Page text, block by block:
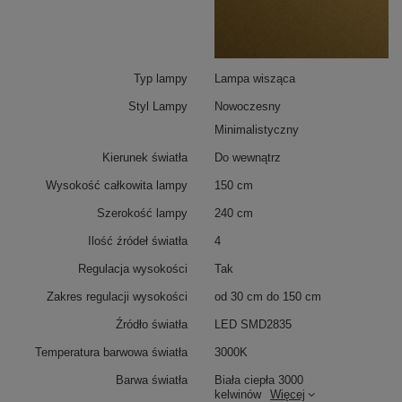
pozwala korzystać z pełnej funkcjonalności lampy zaraz
Typ lampy Lampa wisząca
Styl Lampy
Nowoczesny
Minimalistyczny
Kierunek światła Do wewnątrz
Wysokość całkowita lampy 150 cm
Szerokość lampy 240 cm
Ilość źródeł światła 4
Regulacja wysokości Tak
Zakres regulacji wysokości od 30 cm do 150 cm
Źródło światła LED SMD2835
Temperatura barwowa światła 3000K
Barwa światła
Biała ciepła 3000
kelwinów
Więcej